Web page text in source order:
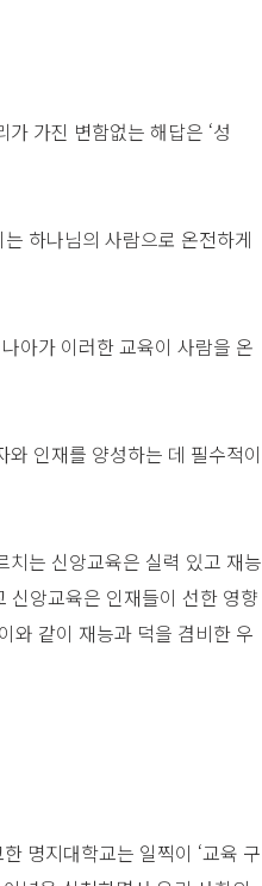
가진 변함없는 해답은 ‘성
하나님의 사람으로 온전하게
아가 이러한 교육이 사람을 온
인재를 양성하는 데 필수적이
는 신앙교육은 실력 있고 재능
신앙교육은 인재들이 선한 영향
와 같이 재능과 덕을 겸비한 우
명지대학교는 일찍이 ‘교육 구